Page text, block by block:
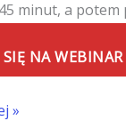
minut, a potem
SIĘ NA WEBINAR
»